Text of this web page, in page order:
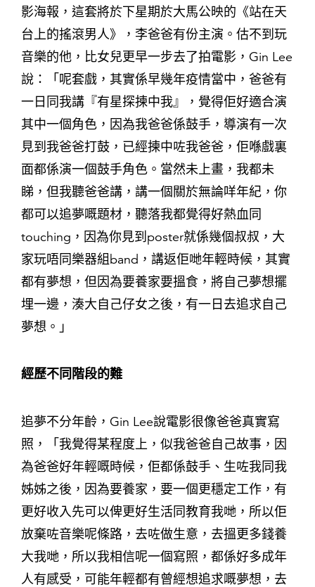
影海報，這套將於下星期於大馬公映的《站在天
台上的搖滾男人》，李爸爸有份主演。估不到玩
音樂的他，比女兒更早一步去了拍電影，Gin Lee
說：「呢套戲，其實係早幾年疫情當中，爸爸有
一日同我講『有星探揀中我』，覺得佢好適合演
其中一個角色，因為我爸爸係鼓手，導演有一次
見到我爸爸打鼓，已經揀中咗我爸爸，佢喺戲裏
面都係演一個鼓手角色。當然未上畫，我都未
睇，但我聽爸爸講，講一個關於無論咩年紀，你
都可以追夢嘅題材，聽落我都覺得好熱血同
touching，因為你見到poster就係幾個叔叔，大
家玩唔同樂器組band，講返佢哋年輕時候，其實
都有夢想，但因為要養家要搵食，將自己夢想擺
埋一邊，湊大自己仔女之後，有一日去追求自己
夢想。」
經歷不同階段的難
追夢不分年齡，Gin Lee說電影很像爸爸真實寫
照，「我覺得某程度上，似我爸爸自己故事，因
為爸爸好年輕嘅時候，佢都係鼓手、生咗我同我
姊姊之後，因為要養家，要一個更穩定工作，有
更好收入先可以俾更好生活同教育我哋，所以佢
放棄咗音樂呢條路，去咗做生意，去搵更多錢養
大我哋，所以我相信呢一個寫照，都係好多成年
人有感受，可能年輕都有曾經想追求嘅夢想，去